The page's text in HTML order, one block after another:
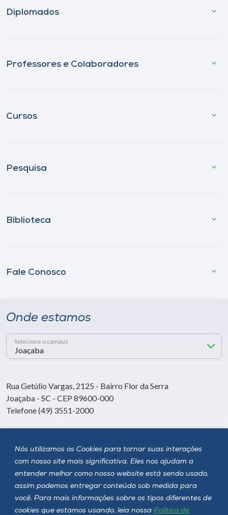
Nós utilizamos os Cookies para tornar suas interações
com nosso site mais significativa. Eles nos ajudam a
entender melhor como nosso website está sendo usado,
assim podemos entregar conteúdo sob medida para
você. Para mais informações sobre os tipos diferentes de
cookies que estamos usando, leia nossa Política de
Diplomados
Professores e Colaboradores
Cursos
Pesquisa
Biblioteca
Fale Conosco
Onde estamos
Selecione o campus
Rua Getúlio Vargas, 2125 - Bairro Flor da Serra
Joaçaba - SC - CEP 89600-000
Telefone (49) 3551-2000
Siga a Unoesc